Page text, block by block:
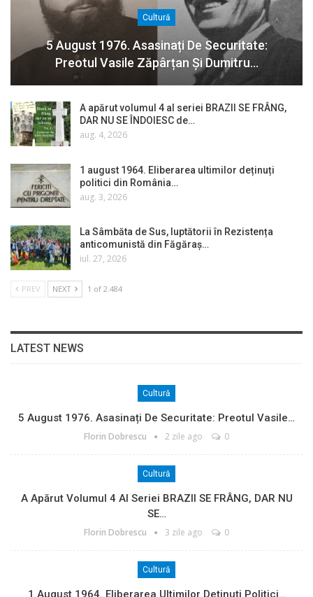
Cultură
5 August 1976. Asasinați De Securitate:
Preotul Vasile Zăpârțan Și Dumitru…
A apărut volumul 4 al seriei BRAZII SE FRÂNG,
DAR NU SE ÎNDOIESC de…
aug. 4, 2026
1 august 1964. Eliberarea ultimilor deținuți
politici din România…
aug. 3, 2026
La Sâmbăta de Sus, luptătorii în Rezistența
anticomunistă din Făgăraș…
iul. 27, 2026
PREV NEXT 1 of 2.484
LATEST NEWS
Cultură
5 August 1976. Asasinați De Securitate: Preotul Vasile…
Florin Dobrescu 2 zile ago 0
Cultură
A Apărut Volumul 4 Al Seriei BRAZII SE FRÂNG, DAR NU
SE…
Florin Dobrescu 3 zile ago 0
Cultură